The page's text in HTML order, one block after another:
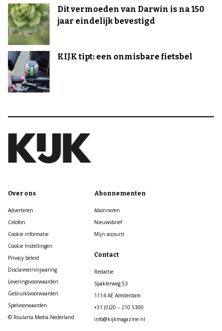
Dit vermoeden van Darwin is na 150
jaar eindelijk bevestigd
KIJK tipt: een onmisbare fietsbel
Over ons
Adverteren
Colofon
Cookie informatie
Cookie Instellingen
Privacy beleid
Disclaimer/vrijwaring
Leveringsvoorwaarden
Gebruiksvoorwaarden
Spelvoorwaarden
© Roularta Media Nederland
Abonnementen
Abonneren
Nieuwsbrief
Mijn account
Contact
Redactie
Spaklerweg 53
1114 AE Amsterdam
+31 (0)20 – 210 5300
info@kijkmagazine.nl